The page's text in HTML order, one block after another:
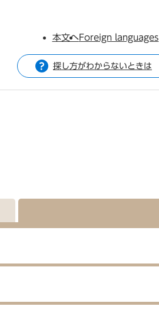
本文へForeign languages
探し方がわからないときは